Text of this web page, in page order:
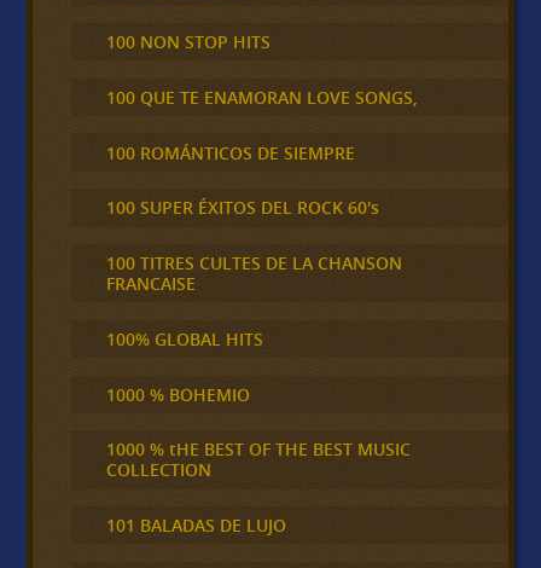
100 NON STOP HITS
100 QUE TE ENAMORAN LOVE SONGS,
100 ROMÁNTICOS DE SIEMPRE
100 SUPER ÉXITOS DEL ROCK 60's
100 TITRES CULTES DE LA CHANSON
FRANCAISE
100% GLOBAL HITS
1000 % BOHEMIO
1000 % tHE BEST OF THE BEST MUSIC
COLLECTION
101 BALADAS DE LUJO